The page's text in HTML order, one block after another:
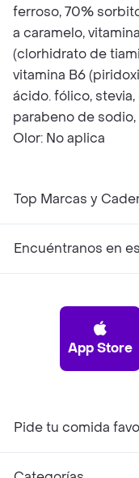
ferroso, 70%
a caramelo,
(clorhidrato de
vitamina B6
ácido. fólico,
parabeno de
Olor: No aplica
Top Marcas y
Encuéntranos en
App Store
Pide tu comida